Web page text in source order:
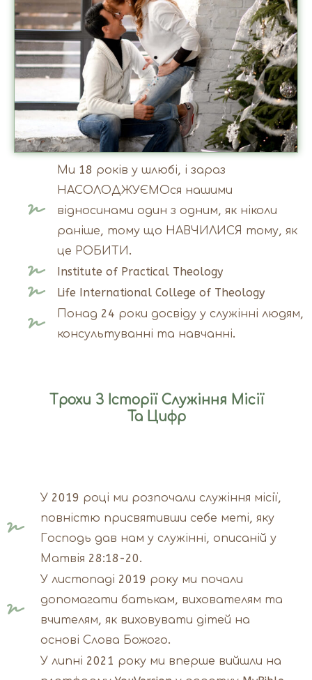
Ми 18 років у шлюбі, і зараз
НАСОЛОДЖУЄМОся нашими
відносинами один з одним, як ніколи
раніше, тому що НАВЧИЛИСЯ тому, як
це РОБИТИ.
Institute of Practical Theology
Life International College of Theology
Понад 24 роки досвіду у служінні людям,
консультуванні та навчанні.
Трохи З Історії Служіння Місії
Та Цифр
У 2019 році ми розпочали служіння місії,
повністю присвятивши себе меті, яку
Господь дав нам у служінні, описаній у
Матвія 28:18-20.
У листопаді 2019 року ми почали
допомагати батькам, вихователям та
вчителям, як виховувати дітей на
основі Слова Божого.
У липні 2021 року ми вперше вийшли на